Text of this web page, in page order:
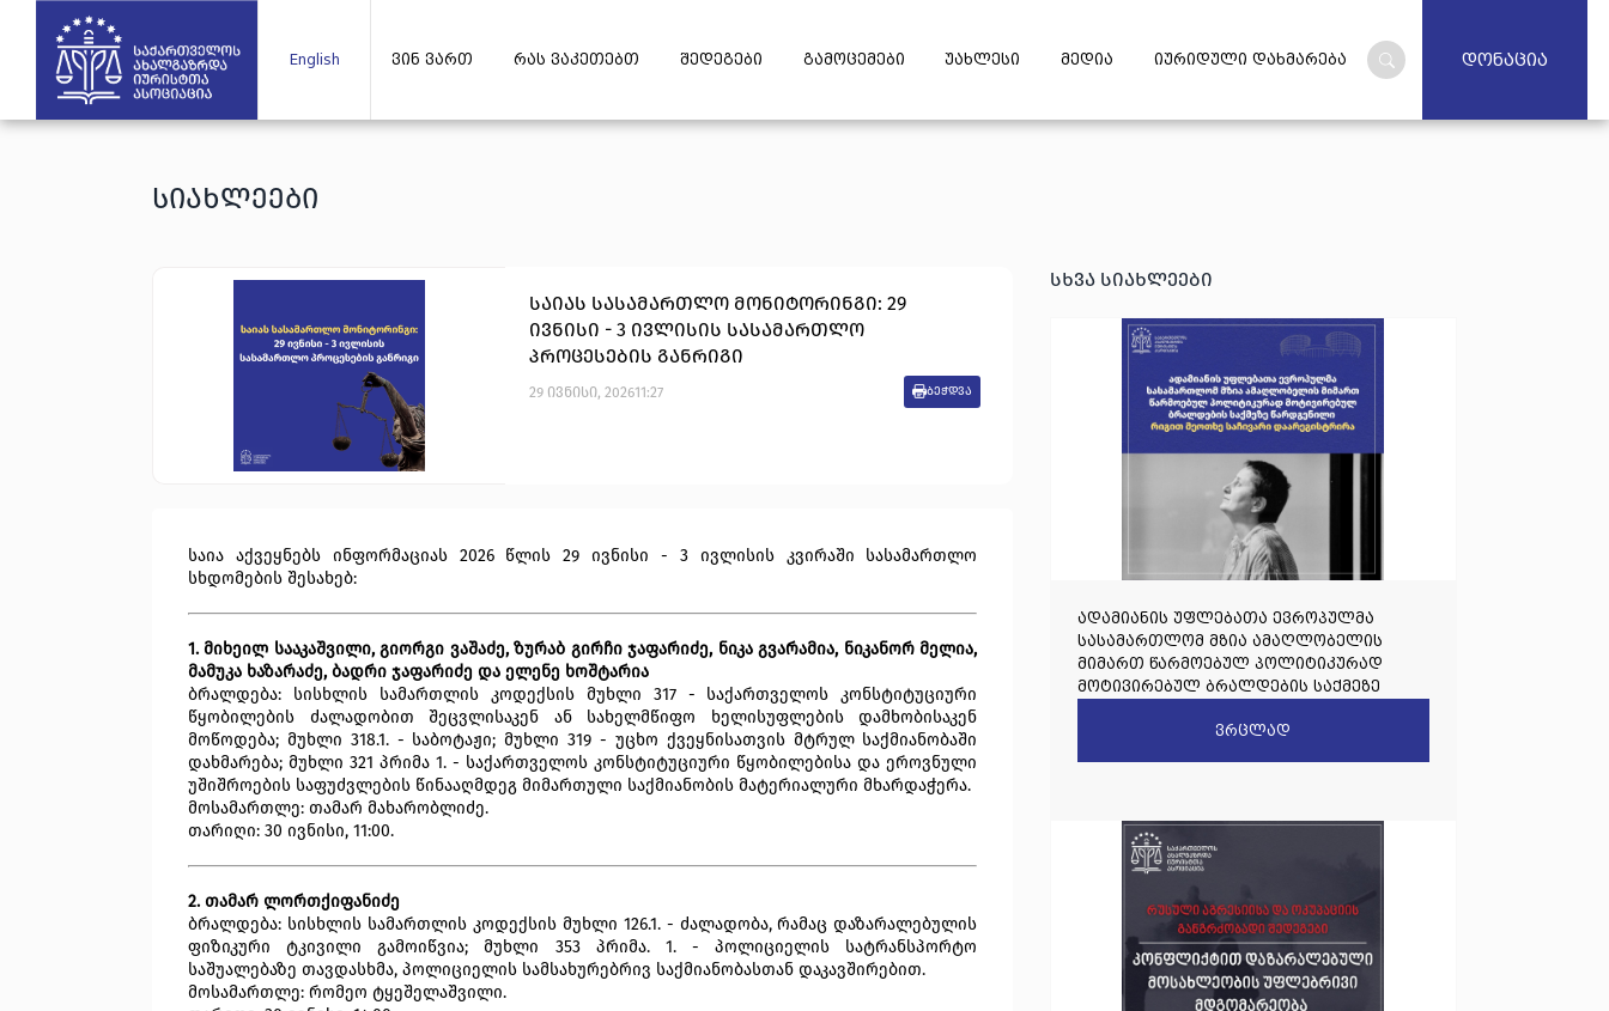
English ვინ ვართ რას ვაკეთებთ შედეგები გამოცემები უახლესი მედია იურიდული დახმარება დონაცია
სიახლეები
საიას სასამართლო მონიტორინგი: 29
ივნისი - 3 ივლისის სასამართლო
პროცესების განრიგი
29 ივნისი, 202611:27 ბეჭდვა
საია აქვეყნებს ინფორმაციას 2026 წლის 29 ივნისი - 3 ივლისის კვირაში სასამართლო
სხდომების შესახებ:
1. მიხეილ სააკაშვილი, გიორგი ვაშაძე, ზურაბ გირჩი ჯაფარიძე, ნიკა გვარამია, ნიკანორ მელია,
მამუკა ხაზარაძე, ბადრი ჯაფარიძე და ელენე ხოშტარია
ბრალდება: სისხლის სამართლის კოდექსის მუხლი 317 - საქართველოს კონსტიტუციური
წყობილების ძალადობით შეცვლისაკენ ან სახელმწიფო ხელისუფლების დამხობისაკენ
მოწოდება; მუხლი 318.1. - საბოტაჟი; მუხლი 319 - უცხო ქვეყნისათვის მტრულ საქმიანობაში
დახმარება; მუხლი 321 პრიმა 1. - საქართველოს კონსტიტუციური წყობილებისა და ეროვნული
უშიშროების საფუძვლების წინააღმდეგ მიმართული საქმიანობის მატერიალური მხარდაჭერა.
მოსამართლე: თამარ მახარობლიძე.
თარიღი: 30 ივნისი, 11:00.
2. თამარ ლორთქიფანიძე
ბრალდება: სისხლის სამართლის კოდექსის მუხლი 126.1. - ძალადობა, რამაც დაზარალებულის
ფიზიკური ტკივილი გამოიწვია; მუხლი 353 პრიმა. 1. - პოლიციელის სატრანსპორტო
საშუალებაზე თავდასხმა, პოლიციელის სამსახურებრივ საქმიანობასთან დაკავშირებით.
მოსამართლე: რომეო ტყეშელაშვილი.
სხვა სიახლეები
ადამიანის უფლებათა ევროპულმა
სასამართლომ მზია ამაღლობელის
მიმართ წარმოებულ პოლიტიკურად
მოტივირებულ ბრალდების საქმეზე
დაარეგისტრირავრცლად